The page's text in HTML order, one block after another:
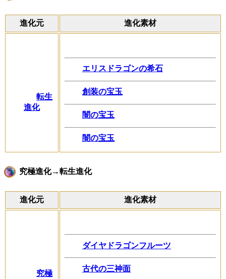
進化元 進化素材
転生
進化
エリスドラゴンの希石
創装の宝玉
闇の宝玉
闇の宝玉
究極進化→転生進化
進化元 進化素材
究極
ダイヤドラゴンフルーツ
古代の三神面